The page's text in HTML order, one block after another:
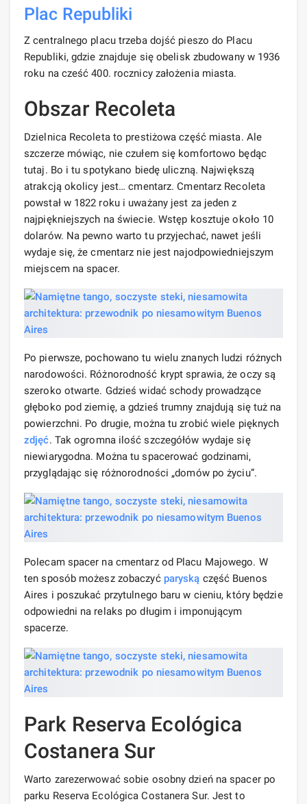
Plac Republiki
Z centralnego placu trzeba dojść pieszo do Placu
Republiki, gdzie znajduje się obelisk zbudowany w 1936
roku na cześć 400. rocznicy założenia miasta.
Obszar Recoleta
Dzielnica Recoleta to prestiżowa część miasta. Ale
szczerze mówiąc, nie czułem się komfortowo będąc
tutaj. Bo i tu spotykano biedę uliczną. Największą
atrakcją okolicy jest… cmentarz. Cmentarz Recoleta
powstał w 1822 roku i uważany jest za jeden z
najpiękniejszych na świecie. Wstęp kosztuje około 10
dolarów. Na pewno warto tu przyjechać, nawet jeśli
wydaje się, że cmentarz nie jest najodpowiedniejszym
miejscem na spacer.
Po pierwsze, pochowano tu wielu znanych ludzi różnych
narodowości. Różnorodność krypt sprawia, że ​​oczy są
szeroko otwarte. Gdzieś widać schody prowadzące
głęboko pod ziemię, a gdzieś trumny znajdują się tuż na
powierzchni. Po drugie, można tu zrobić wiele pięknych
zdjęć. Tak ogromna ilość szczegółów wydaje się
niewiarygodna. Można tu spacerować godzinami,
przyglądając się różnorodności „domów po życiu”.
Polecam spacer na cmentarz od Placu Majowego. W
ten sposób możesz zobaczyć paryską część Buenos
Aires i poszukać przytulnego baru w cieniu, który będzie
odpowiedni na relaks po długim i imponującym
spacerze.
Park Reserva Ecológica
Costanera Sur
Warto zarezerwować sobie osobny dzień na spacer po
parku Reserva Ecológica Costanera Sur. Jest to